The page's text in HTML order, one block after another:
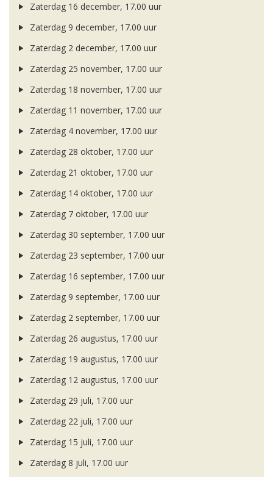
Zaterdag 16 december, 17.00 uur
Zaterdag 9 december, 17.00 uur
Zaterdag 2 december, 17.00 uur
Zaterdag 25 november, 17.00 uur
Zaterdag 18 november, 17.00 uur
Zaterdag 11 november, 17.00 uur
Zaterdag 4 november, 17.00 uur
Zaterdag 28 oktober, 17.00 uur
Zaterdag 21 oktober, 17.00 uur
Zaterdag 14 oktober, 17.00 uur
Zaterdag 7 oktober, 17.00 uur
Zaterdag 30 september, 17.00 uur
Zaterdag 23 september, 17.00 uur
Zaterdag 16 september, 17.00 uur
Zaterdag 9 september, 17.00 uur
Zaterdag 2 september, 17.00 uur
Zaterdag 26 augustus, 17.00 uur
Zaterdag 19 augustus, 17.00 uur
Zaterdag 12 augustus, 17.00 uur
Zaterdag 29 juli, 17.00 uur
Zaterdag 22 juli, 17.00 uur
Zaterdag 15 juli, 17.00 uur
Zaterdag 8 juli, 17.00 uur